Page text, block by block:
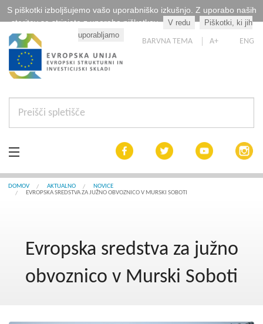
S piškotki izboljšujemo vašo uporabniško izkušnjo. Z uporabo naših
storitev se strinjate z uporabo piškotkov.
V redu
Piškotki, ki jih
uporabljamo
BARVNA TEMA A+ ENG
Aktualno
DOMOV AKTUALNO
NOVICE
EVROPSKA SREDSTVA ZA JUŽNO OBVOZNICO V MURSKI SOBOTI
Evropska sredstva za južno
obvoznico v Murski Soboti